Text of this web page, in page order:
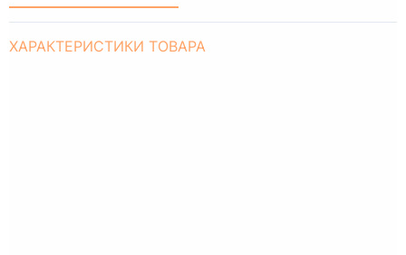
ХАРАКТЕРИСТИКИ ТОВАРА